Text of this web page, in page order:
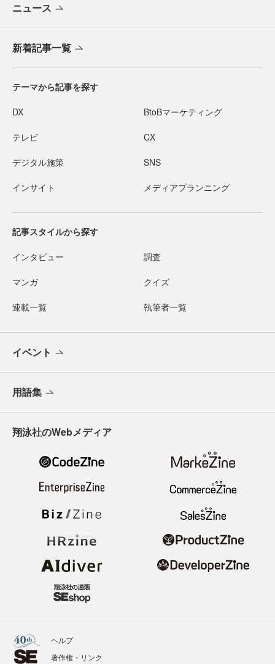
ニュース
新着記事一覧
テーマから記事を探す
DX BtoBマーケティング
テレビ CX
デジタル施策 SNS
インサイト メディアプランニング
記事スタイルから探す
インタビュー 調査
マンガ クイズ
連載一覧 執筆者一覧
イベント
用語集
翔泳社のWebメディア
ヘルプ
著作権・リンク